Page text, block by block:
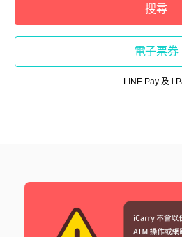
搜尋
電子票券
LINE Pay 及 i